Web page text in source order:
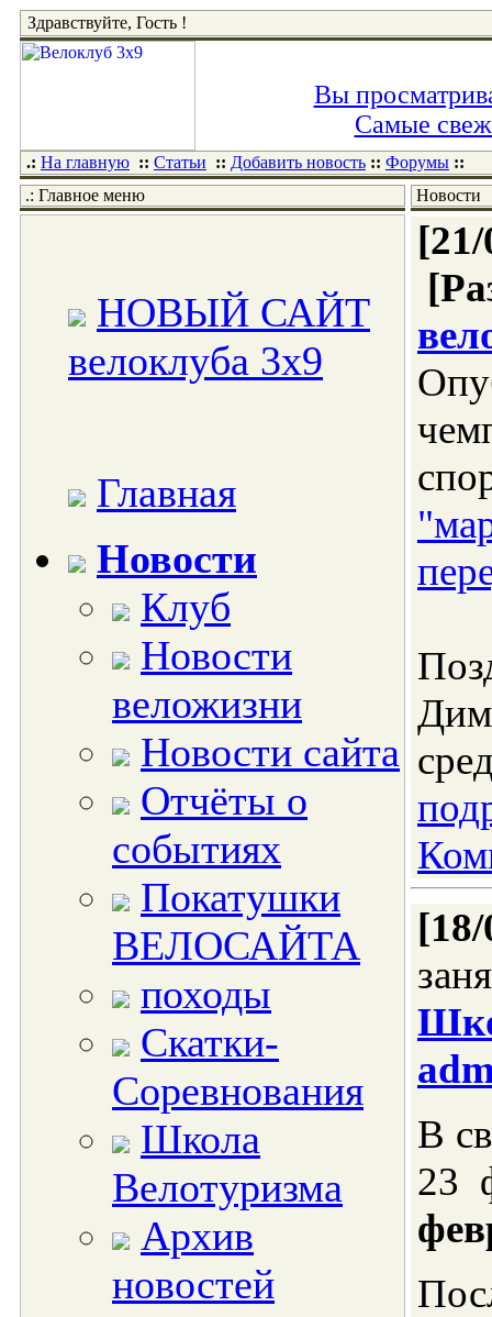
Здравствуйте, Гость !
Вы
Самые
.: На главную :: Статьи :: Добавить новость :: Форумы ::
.: Главное меню
НОВЫЙ САЙТ
велоклуба 3x9
Главная
Новости
Клуб
Новости
веложизни
Новости сайта
Отчёты о
событиях
Покатушки
ВЕЛОСАЙТА
походы
Скатки-
Соревнования
Школа
Велотуризма
Архив
новостей
Новости
В
23